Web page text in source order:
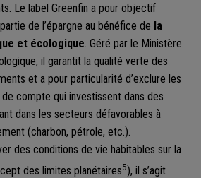
Le label Greenfin a pour objectif
de l’épargne au bénéfice de la
et écologique . Géré par le Ministère
il garantit la qualité verte des
et a pour particularité d’exclure les
compte qui investissent dans des
dans les secteurs défavorables à
(charbon, pétrole, etc.).
des conditions de vie habitables sur la
des limites planétaires5), il s’agit